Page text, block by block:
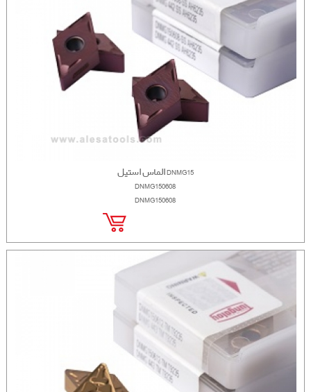
الماس استیل DNMG15
DNMG150608
DNMG150608